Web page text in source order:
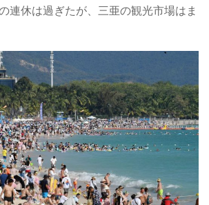
連休は過ぎたが、三亜の観光市場はま